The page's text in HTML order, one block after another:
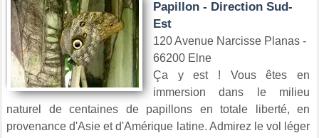
Papillon - Direction Sud-
Est
120 Avenue Narcisse Planas -
66200 Elne
Ça y est ! Vous êtes en
immersion dans le milieu
naturel de centaines de papillons en totale liberté, en
provenance d'Asie et d'Amérique latine. Admirez le vol léger